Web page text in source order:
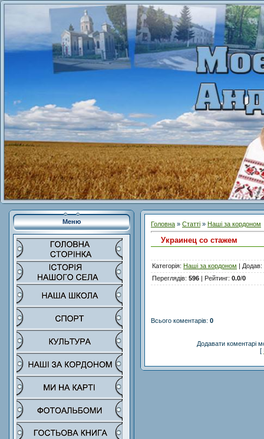
Меню Головна » Статті » Наші за кордоном
Украинец со стажем
Категорія: Наші за кордоном | Додав:
Переглядів: 596 | Рейтинг: 0.0/0
Всього коментарів: 0
Додавати коментарі
[